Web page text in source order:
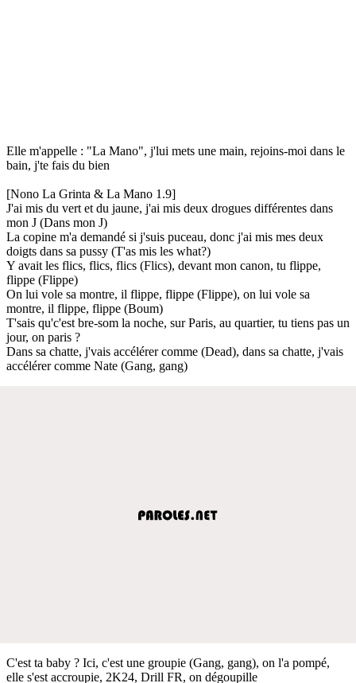
Elle m'appelle : "La Mano", j'lui mets une main, rejoins-moi dans le
bain, j'te fais du bien
[Nono La Grinta & La Mano 1.9]
J'ai mis du vert et du jaune, j'ai mis deux drogues différentes dans
mon J (Dans mon J)
La copine m'a demandé si j'suis puceau, donc j'ai mis mes deux
doigts dans sa pussy (T'as mis les what?)
Y avait les flics, flics, flics (Flics), devant mon canon, tu flippe,
flippe (Flippe)
On lui vole sa montre, il flippe, flippe (Flippe), on lui vole sa
montre, il flippe, flippe (Boum)
T'sais qu'c'est bre-som la noche, sur Paris, au quartier, tu tiens pas un
jour, on paris ?
Dans sa chatte, j'vais accélérer comme (Dead), dans sa chatte, j'vais
accélérer comme Nate (Gang, gang)
C'est ta baby ? Ici, c'est une groupie (Gang, gang), on l'a pompé,
elle s'est accroupie, 2K24, Drill FR, on dégoupille